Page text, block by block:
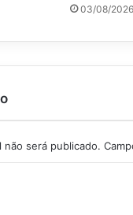
03/08/2026
será publicado.